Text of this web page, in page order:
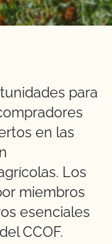
para
en las
Los
miembros
esenciales
CCOF.